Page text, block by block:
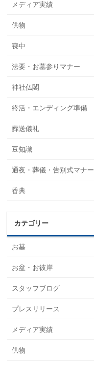
メディア実績
供物
喪中
法要・お墓参りマナー
神社仏閣
終活・エンディング準備
葬送儀礼
豆知識
通夜・葬儀・告別式マナー
香典
カテゴリー
お墓
お盆・お彼岸
スタッフブログ
プレスリリース
メディア実績
供物